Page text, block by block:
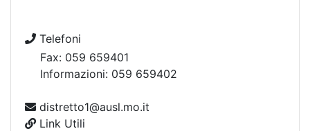
Telefoni
Fax: 059 659401
Informazioni: 059 659402
distretto1@ausl.mo.it
Link Utili